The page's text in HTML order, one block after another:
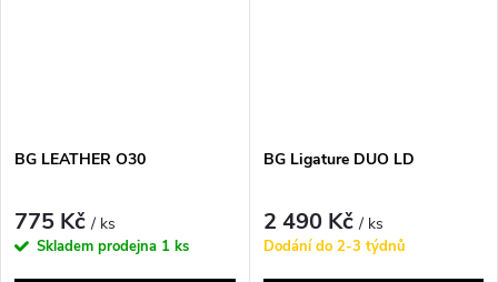
BG LEATHER O30
775 Kč/ ks
Skladem prodejna 1 ks
BG Ligature DUO LD
2 490 Kč/ ks
Dodání do 2-3 týdnů